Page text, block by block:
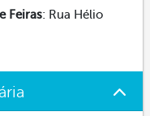
Feiras: Rua Hélio